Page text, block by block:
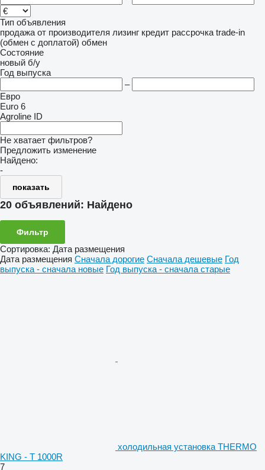
Тип объявления
продажа от производителя лизинг кредит рассрочка trade-in
(обмен с доплатой) обмен
Состояние
новый б/у
Год выпуска
–
Евро
Euro 6
Agroline ID
Не хватает фильтров?
Предложить изменение
Найдено:
-
показать
20 объявлений: Найдено
Фильтр
Сортировка: Дата размещения
Дата размещения Сначала дорогие Сначала дешевые Год
выпуска - сначала новые Год выпуска - сначала старые
холодильная установка THERMO
KING - T 1000R
7